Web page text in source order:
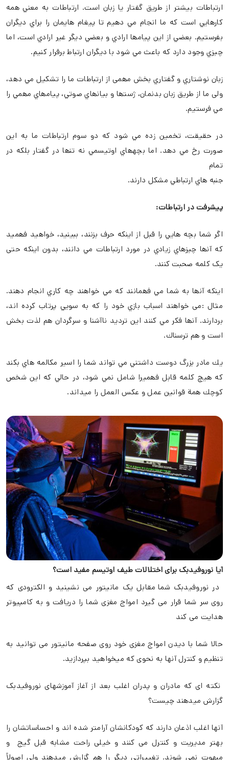
ارتباطات بيشتر از طريق گفتار يا زبان است. ارتباطات به معني ھمه
كارھايي است كه ما انجام مي دھيم تا پيغام ھايمان را براي ديگران
بفرستيم. بعضي از اين پيامھا ارادي و بعضي ديگر غير ارادي است، اما
چيزي وجود دارد كه باعث مي شود با ديگران ارتباط برقرار كنيم.
زبان نوشتاري و گفتاري بخش مھمی از ارتباطات ما را تشکيل مي دھد،
ولی ما از طريق زبان بدنمان، ژستھا و بيانھاي صوتي، پيامھاي مھمي را
مي فرستيم.
در حقيقت، تخمين زده مي شود که دو سوم ارتباطات ما به اين
صورت رخ مي دھد. اما بچهھاي اوتيسمي نه تنھا در گفتار بلکه در
تمام
جنبه ھاي ارتباطي مشكل دارند.
پيشرفت در ارتباطات:
اگر شما بچه ھايي را قبل از اينكه حرف بزنند، ببينيد، خواھيد فھميد
که آنھا چيزھاي زيادي در مورد ارتباطات مي دانند، بدون اينکه حتی
يک کلمه صحبت کنند.
اينکه آنھا به شما مي فھمانند كه مي خواھند چه کاري انجام دھند.
مثال :می خواھند اسباب بازي خود را که به سويي پرتاب كرده اند،
بردارند. آنھا فكر مي كنند اين ترديد ناآشنا و سرگردان ھم لذت بخش
است و ھم ترسناك.
يك مادر بزرگ دوست داشتني مي تواند شما را اسير مكالمه هاي بكند
كه ھيچ كلمه قابل فھميرا شامل نمي شود، در حالي كه اين شخص
كوچك ھمة قوانين عمل و عکس العمل را ميداند.
آیا نوروفیدبک برای اختلالات طیف اوتیسم مفید است؟
در نوروفیدبکشما مقابل یک مانیتور می نشینید و الکترودی که
روی سر شما قرار می گیرد امواج مغزی شما را دریافت و به کامپیوتر
هدایت می کند
حالا شما با دیدن امواج مغزی خود روی صفحه مانیتور می توانید به
تنظیم و کنترل آنها به نحوی که میخواهید بپردازید.
نکته ای که مادران و پدران اغلب بعد از آغاز آموزشهای نوروفیدبک
گزارش میدهند چیست؟
آنها اغلب اذعان دارند که کودکانشان آرامتر شده اند و احساساتشان را
بهتر مدیریت و کنترل می کنند و خیلی راحت مشابه قبل گیج و
مبهوت نمی شوند. تغییراتی دیگر را هم گزارش میدهند ولی اصولاً